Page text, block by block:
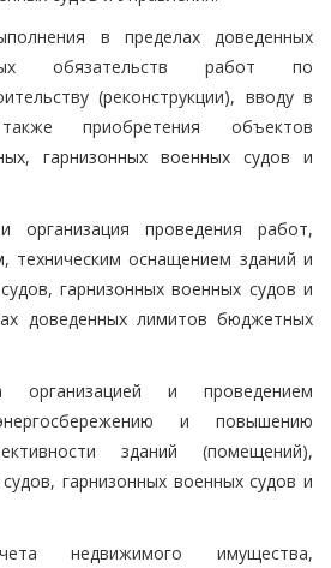
в пределах доведенных
обязательств работ по
(реконструкции), вводу в
приобретения объектов
гарнизонных военных судов и
организация проведения работ,
техническим оснащением зданий и
гарнизонных военных судов и
доведенных лимитов бюджетных
и проведением
и повышению
зданий (помещений),
гарнизонных военных судов и
недвижимого имущества,